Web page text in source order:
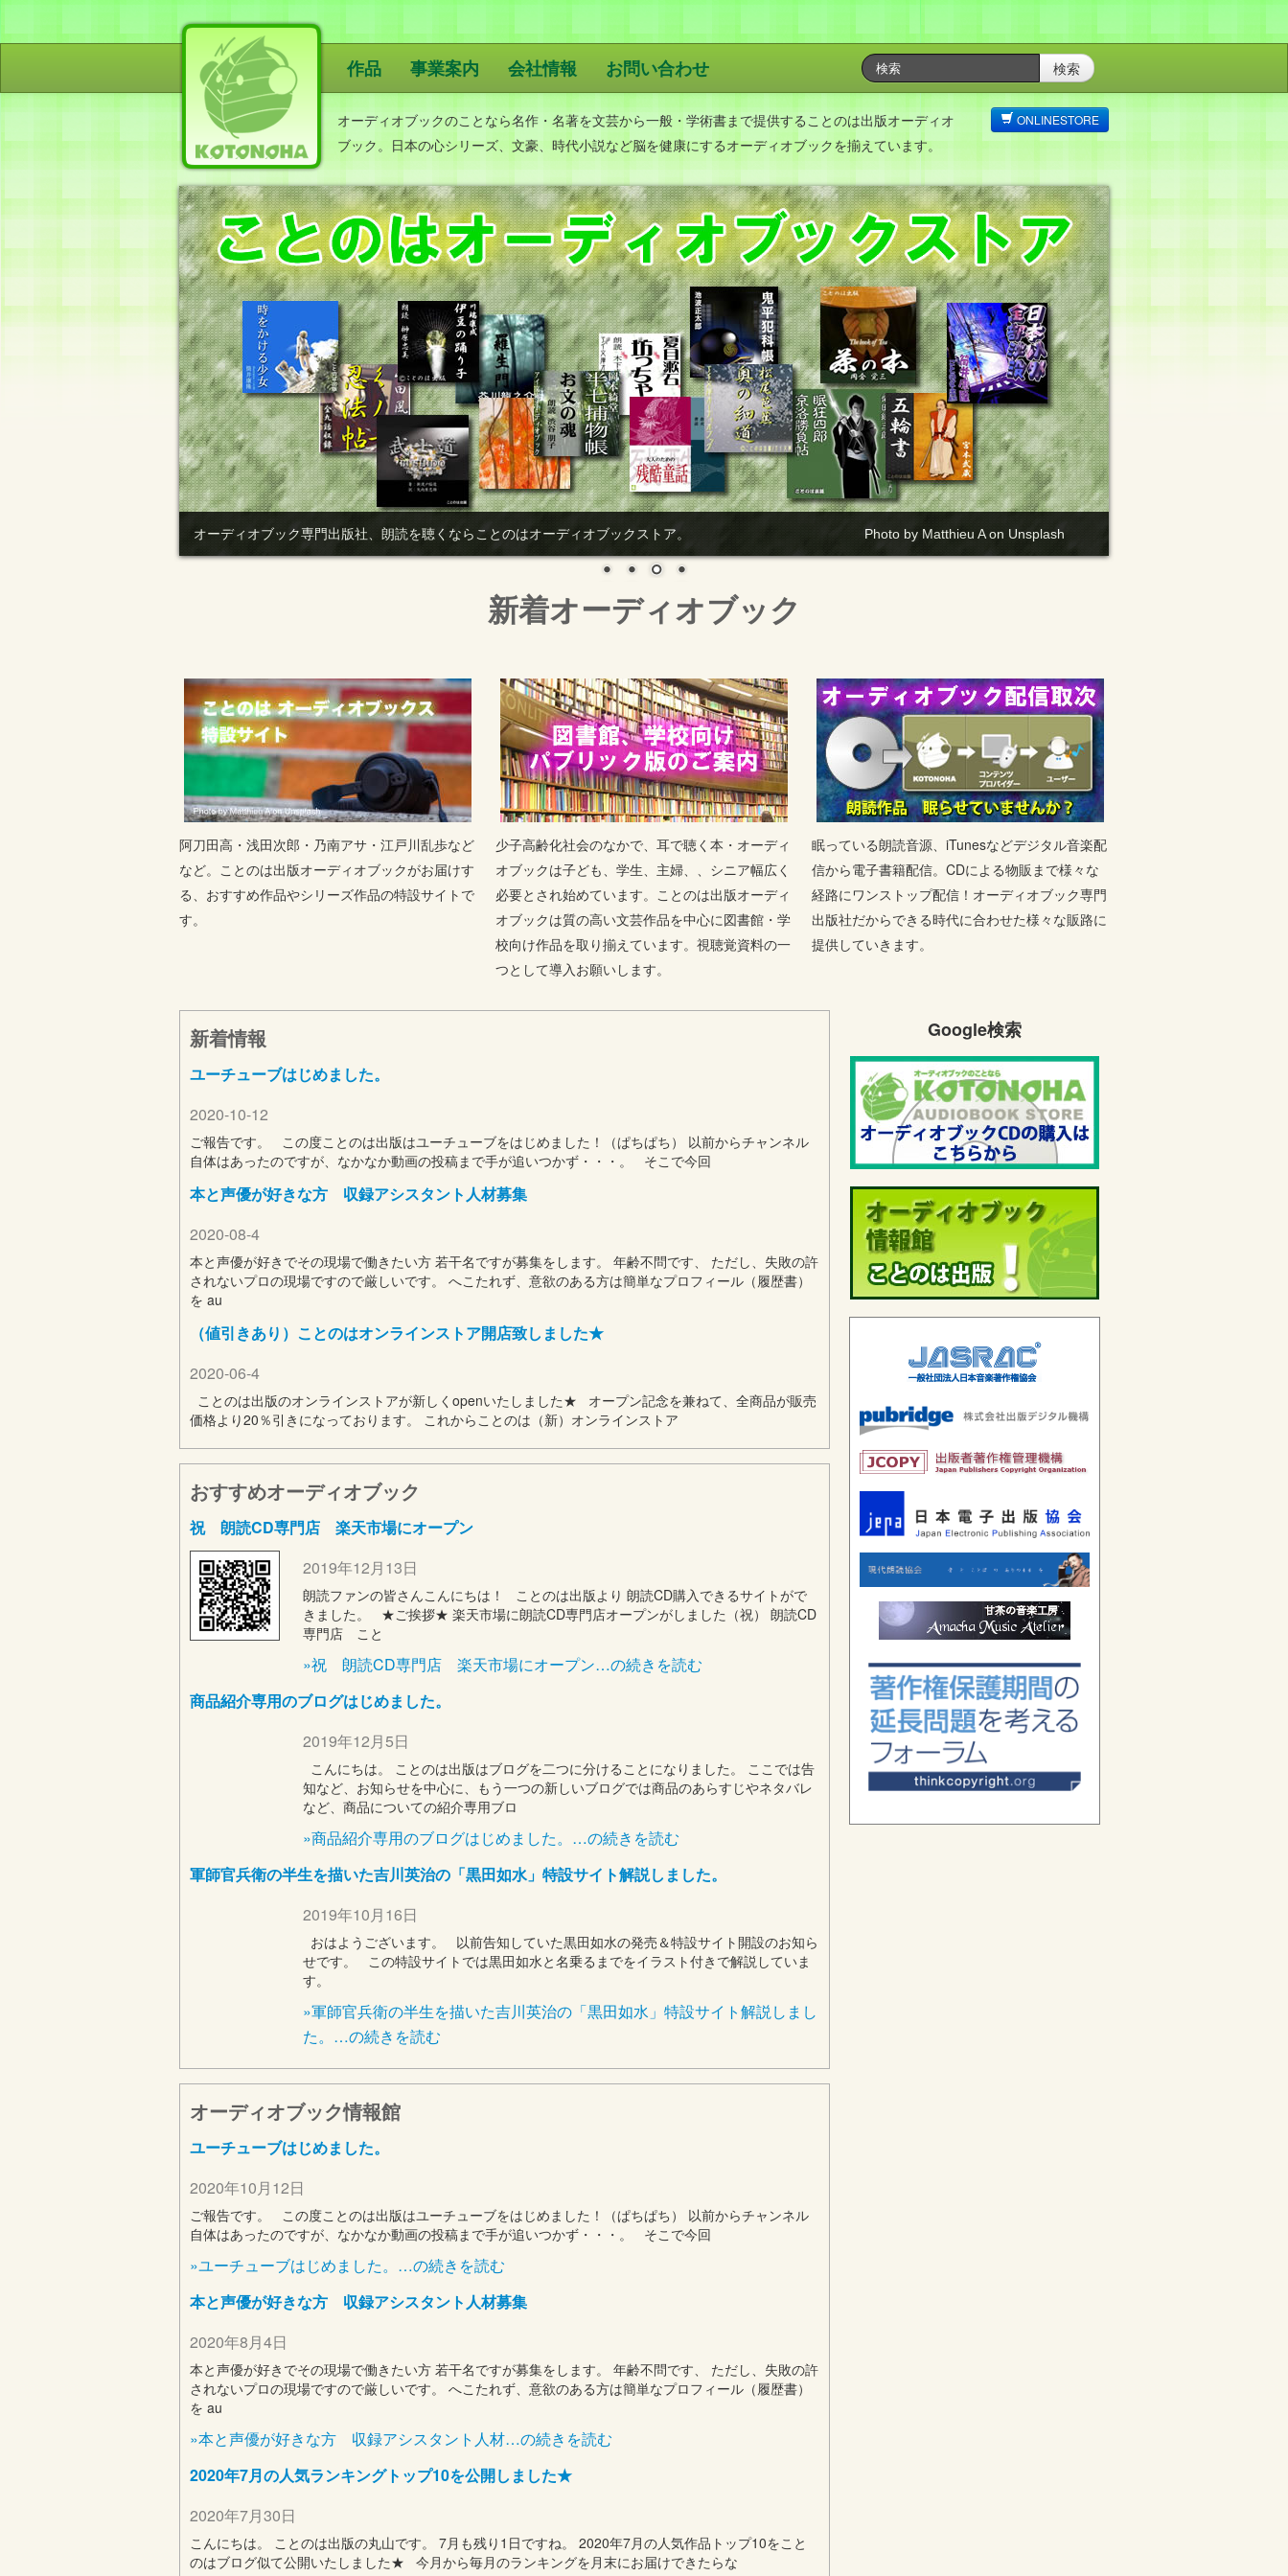
ことのは出版
作品 事業案内 会社情報 お問い合わせ 検索
オーディオブックのことなら名作・名著を文芸から一般・学術書まで提供することのは出版オーディオ
ブック。日本の心シリーズ、文豪、時代小説など脳を健康にするオーディオブックを揃えています。
ONLINESTORE
オーディオブック専門出版社、朗読を聴くならことのはオーディオブックストア。 Photo by Matthieu A on Unsplash
新着オーディオブック
阿刀田高・浅田次郎・乃南アサ・江戸川乱歩など
など。ことのは出版オーディオブックがお届けす
る、おすすめ作品やシリーズ作品の特設サイトで
す。
少子高齢化社会のなかで、耳で聴く本・オーディ
オブックは子ども、学生、主婦、、シニア幅広く
必要とされ始めています。ことのは出版オーディ
オブックは質の高い文芸作品を中心に図書館・学
校向け作品を取り揃えています。視聴覚資料の一
つとして導入お願いします。
眠っている朗読音源、iTunesなどデジタル音楽配
信から電子書籍配信。CDによる物販まで様々な
経路にワンストップ配信！オーディオブック専門
出版社だからできる時代に合わせた様々な販路に
提供していきます。
新着情報
ユーチューブはじめました。
2020-10-12
ご報告です。 この度ことのは出版はユーチューブをはじめました！（ぱちぱち） 以前からチャンネル
自体はあったのですが、なかなか動画の投稿まで手が追いつかず・・・。 そこで今回
本と声優が好きな方 収録アシスタント人材募集
2020-08-4
本と声優が好きでその現場で働きたい方 若干名ですが募集をします。 年齢不問です、 ただし、失敗の許
されないプロの現場ですので厳しいです。 へこたれず、意欲のある方は簡単なプロフィール（履歴書）
を au
（値引きあり）ことのはオンラインストア開店致しました★
2020-06-4
ことのは出版のオンラインストアが新しくopenいたしました★ オープン記念を兼ねて、全商品が販売
価格より20％引きになっております。 これからことのは（新）オンラインストア
おすすめオーディオブック
祝 朗読CD専門店 楽天市場にオープン
2019年12月13日
朗読ファンの皆さんこんにちは！ ことのは出版より 朗読CD購入できるサイトがで
きました。 ★ご挨拶★ 楽天市場に朗読CD専門店オープンがしました（祝） 朗読CD
専門店 こと
»祝 朗読CD専門店 楽天市場にオープン…の続きを読む
商品紹介専用のブログはじめました。
2019年12月5日
こんにちは。 ことのは出版はブログを二つに分けることになりました。 ここでは告
知など、お知らせを中心に、もう一つの新しいブログでは商品のあらすじやネタバレ
など、商品についての紹介専用ブロ
»商品紹介専用のブログはじめました。…の続きを読む
軍師官兵衛の半生を描いた吉川英治の「黒田如水」特設サイト解説しました。
2019年10月16日
おはようございます。 以前告知していた黒田如水の発売＆特設サイト開設のお知ら
せです。 この特設サイトでは黒田如水と名乗るまでをイラスト付きで解説していま
す。
»軍師官兵衛の半生を描いた吉川英治の「黒田如水」特設サイト解説しまし
た。…の続きを読む
オーディオブック情報館
ユーチューブはじめました。
2020年10月12日
ご報告です。 この度ことのは出版はユーチューブをはじめました！（ぱちぱち） 以前からチャンネル
自体はあったのですが、なかなか動画の投稿まで手が追いつかず・・・。 そこで今回
»ユーチューブはじめました。…の続きを読む
本と声優が好きな方 収録アシスタント人材募集
2020年8月4日
本と声優が好きでその現場で働きたい方 若干名ですが募集をします。 年齢不問です、 ただし、失敗の許
されないプロの現場ですので厳しいです。 へこたれず、意欲のある方は簡単なプロフィール（履歴書）
を au
»本と声優が好きな方 収録アシスタント人材…の続きを読む
2020年7月の人気ランキングトップ10を公開しました★
2020年7月30日
こんにちは。 ことのは出版の丸山です。 7月も残り1日ですね。 2020年7月の人気作品トップ10をこと
のはブログ似て公開いたしました★ 今月から毎月のランキングを月末にお届けできたらな
Google検索